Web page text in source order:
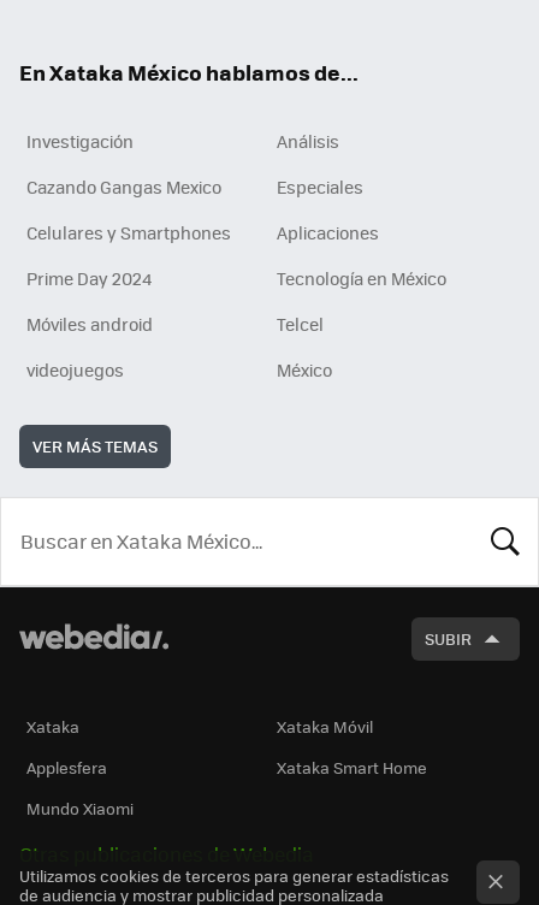
En Xataka México hablamos de...
Investigación
Análisis
Cazando Gangas Mexico
Especiales
Celulares y Smartphones
Aplicaciones
Prime Day 2024
Tecnología en México
Móviles android
Telcel
videojuegos
México
VER MÁS TEMAS
SUBIR
Xataka
Xataka Móvil
Applesfera
Xataka Smart Home
Mundo Xiaomi
Otras publicaciones de Webedia
Utilizamos cookies de terceros para generar estadísticas
de audiencia y mostrar publicidad personalizada